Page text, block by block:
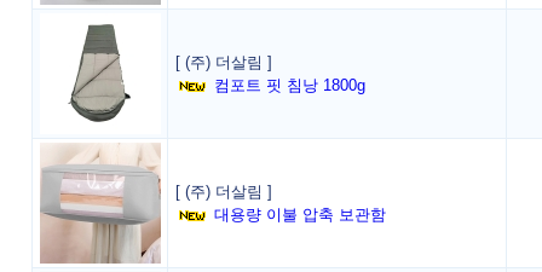
[ (주) 더살림 ]
컴포트 핏 침낭 1800g
[ (주) 더살림 ]
대용량 이불 압축 보관함